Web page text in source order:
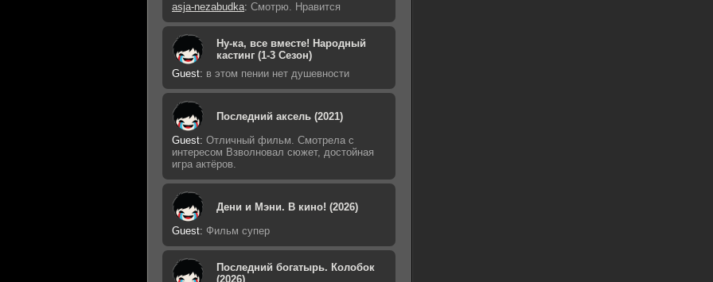
asja-nezabudka: Смотрю. Нравится
Ну-ка, все вместе! Народный
кастинг (1-3 Сезон)
Guest: в этом пении нет душевности
Последний аксель (2021)
Guest: Отличный фильм. Смотрела с
интересом Взволновал сюжет, достойная
игра актёров.
Дени и Мэни. В кино! (2026)
Guest: Фильм супер
Последний богатырь. Колобок
(2026)